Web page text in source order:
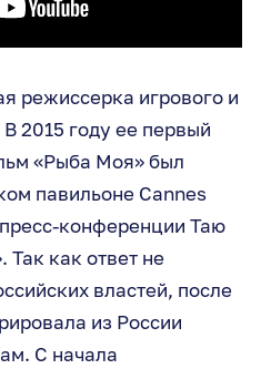
режиссерка игрового и
2015 году ее первый
«Рыба Моя» был
павильоне Cannes
конференции Таю
как ответ не
властей, после
из России
С начала